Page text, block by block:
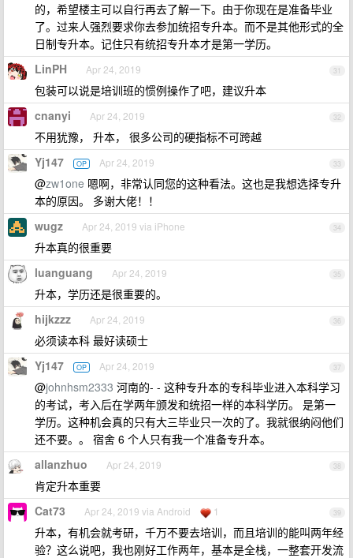
的，希望楼主可以自行再去了解一下。由于你现在是准备毕业
了。过来人强烈要求你去参加统招专升本。而不是其他形式的全
日制专升本。记住只有统招专升本才是第一学历。
31
LinPH Apr 24, 2019
包装可以说是培训班的惯例操作了吧，建议升本
32
cnanyi Apr 24, 2019
不用犹豫， 升本， 很多公司的硬指标不可跨越
33
Yj147 OP Apr 24, 2019
@zw1one 嗯啊，非常认同您的这种看法。这也是我想选择专升
本的原因。 多谢大佬！！
34
wugz Apr 24, 2019 via iPhone
升本真的很重要
35
luanguang Apr 24, 2019
升本，学历还是很重要的。
36
hijkzzz Apr 24, 2019
必须读本科 最好读硕士
37
Yj147 OP Apr 24, 2019
@johnhsm2333 河南的- - 这种专升本的专科毕业进入本科学习
的考试，考入后在学两年颁发和统招一样的本科学历。 是第一
学历。这种机会真的只有大三毕业只一次的了。我就很纳闷他们
还不要。。 宿舍 6 个人只有我一个准备专升本。
38
allanzhuo Apr 24, 2019
肯定升本重要
39
Cat73 Apr 24, 2019 via Android 1
升本，有机会就考研，千万不要去培训，而且培训的能叫两年经
验？这么说吧，我也刚好工作两年，基本是全栈，一整套开发流